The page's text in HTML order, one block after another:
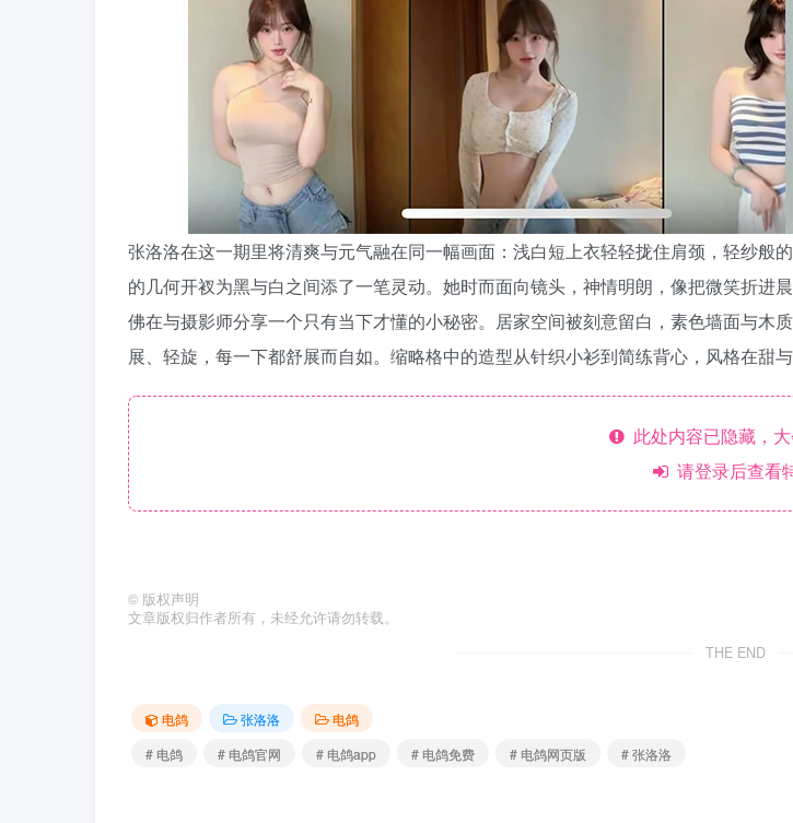
张洛洛在这一期里将清爽与元气融在同一幅画面：浅白短上衣轻轻拢住肩颈，轻纱般
的几何开衩为黑与白之间添了一笔灵动。她时而面向镜头，神情明朗，像把微笑折
佛在与摄影师分享一个只有当下才懂的小秘密。居家空间被刻意留白，素色墙面与
展、轻旋，每一下都舒展而自如。缩略格中的造型从针织小衫到简练背心，风格在甜
此处内容已隐藏，
请登录后查看
© 版权声明
文章版权归作者所有，未经允许请勿转载。
THE END
电鸽 张洛洛
电鸽
# 电鸽
# 电鸽官网 # 电鸽app # 电鸽免费 # 电鸽网页版 # 张洛洛